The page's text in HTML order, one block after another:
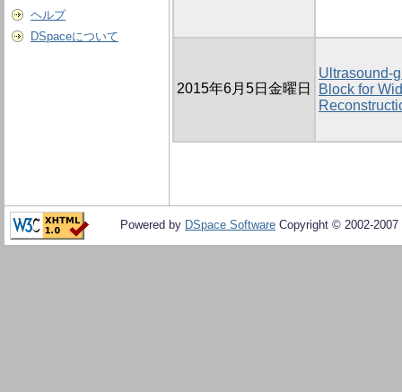
ヘルプ
DSpaceについて
2015年6月5日金曜日
Ultrasound-
Block for
Powered by DSpace Software Copyright © 2002-2007